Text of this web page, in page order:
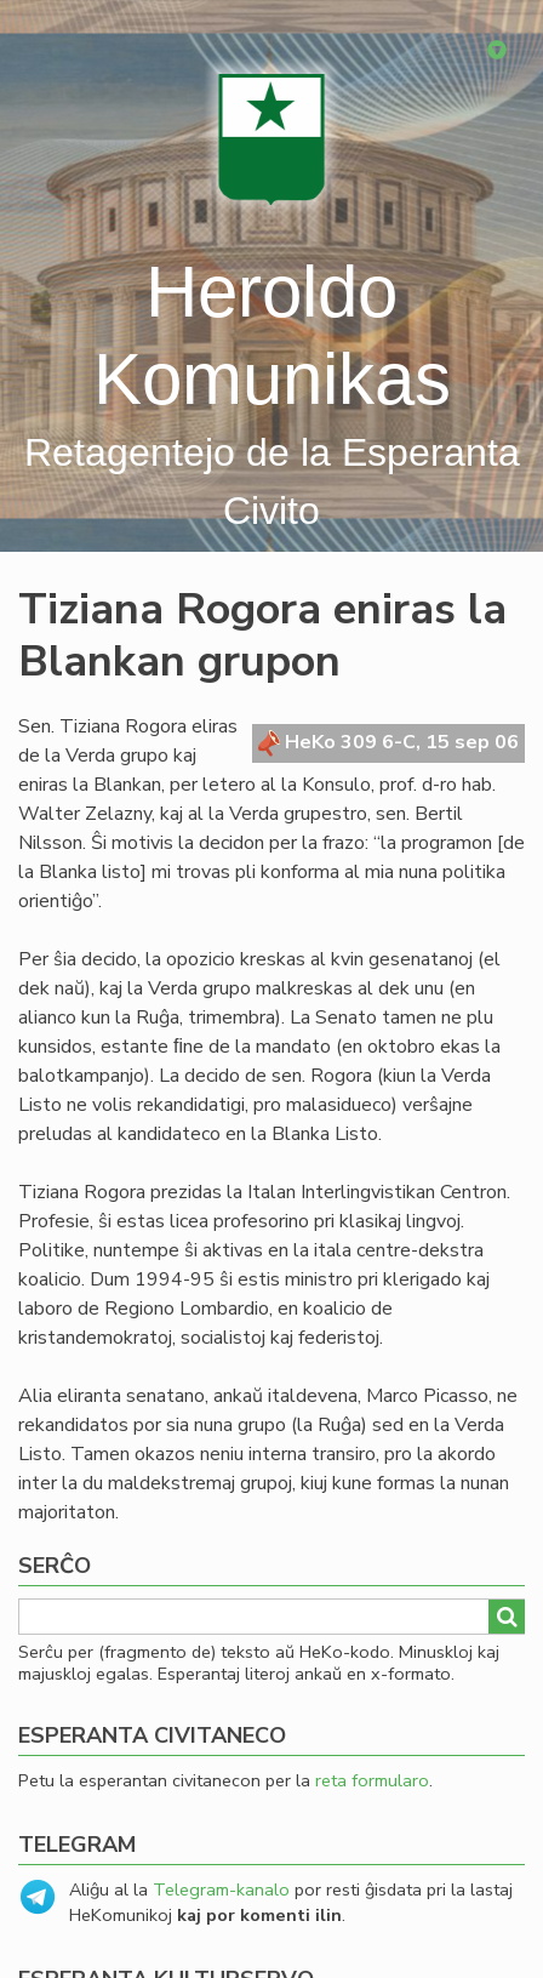
Skip
Heroldo
Komunikas
Retagentejo de la Esperanta
Civito
Tiziana Rogora eniras la
Blankan grupon
HeKo 309 6-C, 15 sep 06
Sen. Tiziana Rogora eliras
de la Verda grupo kaj
eniras la Blankan, per letero al la Konsulo, prof. d-ro hab.
Walter Zelazny, kaj al la Verda grupestro, sen. Bertil
Nilsson. Ŝi motivis la decidon per la frazo: “la programon [de
la Blanka listo] mi trovas pli konforma al mia nuna politika
orientiĝo”.
Per ŝia decido, la opozicio kreskas al kvin gesenatanoj (el
dek naŭ), kaj la Verda grupo malkreskas al dek unu (en
alianco kun la Ruĝa, trimembra). La Senato tamen ne plu
kunsidos, estante ﬁne de la mandato (en oktobro ekas la
balotkampanjo). La decido de sen. Rogora (kiun la Verda
Listo ne volis rekandidatigi, pro malasidueco) verŝajne
preludas al kandidateco en la Blanka Listo.
Tiziana Rogora prezidas la Italan Interlingvistikan Centron.
Profesie, ŝi estas licea profesorino pri klasikaj lingvoj.
Politike, nuntempe ŝi aktivas en la itala centre-dekstra
koalicio. Dum 1994-95 ŝi estis ministro pri klerigado kaj
laboro de Regiono Lombardio, en koalicio de
kristandemokratoj, socialistoj kaj federistoj.
Alia eliranta senatano, ankaŭ italdevena, Marco Picasso, ne
rekandidatos por sia nuna grupo (la Ruĝa) sed en la Verda
Listo. Tamen okazos neniu interna transiro, pro la akordo
inter la du maldekstremaj grupoj, kiuj kune formas la nunan
majoritaton.
SERĈO
Serĉu per (fragmento de) teksto aŭ HeKo-kodo. Minuskloj kaj
majuskloj egalas. Esperantaj literoj ankaŭ en x-formato.
ESPERANTA CIVITANECO
Petu la esperantan civitanecon per la reta formularo.
TELEGRAM
Aliĝu al la Telegram-kanalo por resti ĝisdata pri la lastaj
HeKomunikoj kaj por komenti ilin.